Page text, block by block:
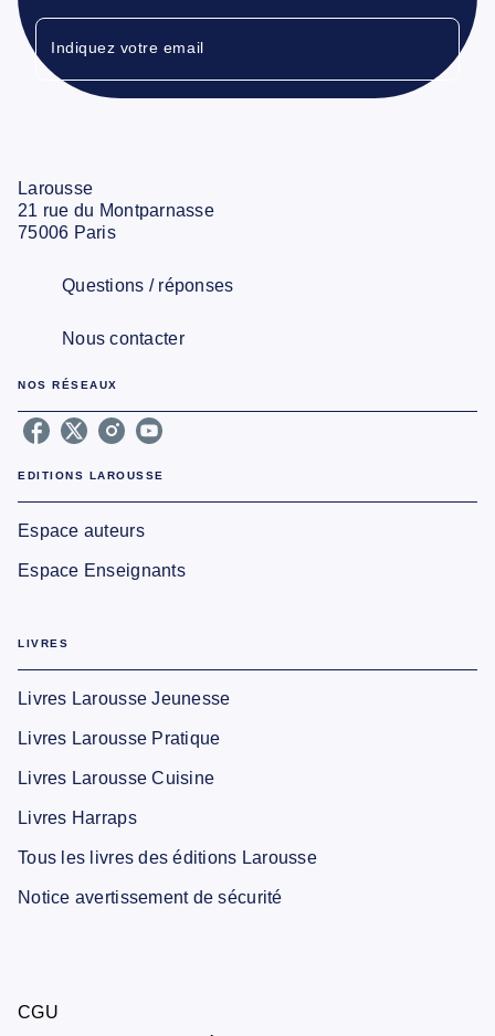
Indiquez votre email
Larousse
21 rue du Montparnasse
75006 Paris
Questions / réponses
Nous contacter
NOS RÉSEAUX
EDITIONS LAROUSSE
Espace auteurs
Espace Enseignants
LIVRES
Livres Larousse Jeunesse
Livres Larousse Pratique
Livres Larousse Cuisine
Livres Harraps
Tous les livres des éditions Larousse
Notice avertissement de sécurité
CGU